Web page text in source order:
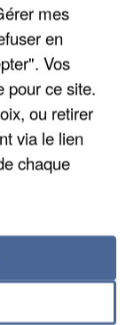
DE LA DZ
mes
en
Vos
pour ce site.
ou retirer
via le lien
chaque